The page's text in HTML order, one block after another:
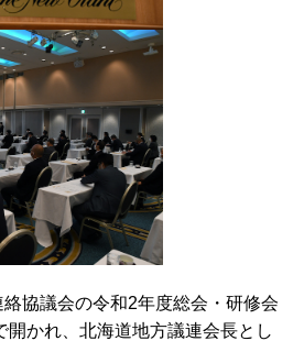
協議会の令和2年度総会・研修会
開かれ、北海道地方議連会長とし